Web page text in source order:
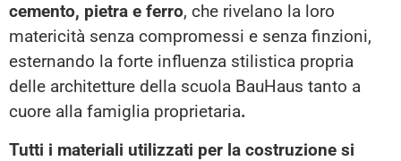
cemento, pietra e ferro, che rivelano la loro
matericità senza compromessi e senza finzioni,
esternando la forte influenza stilistica propria
delle architetture della scuola BauHaus tanto a
cuore alla famiglia proprietaria.
Tutti i materiali utilizzati per la costruzione si